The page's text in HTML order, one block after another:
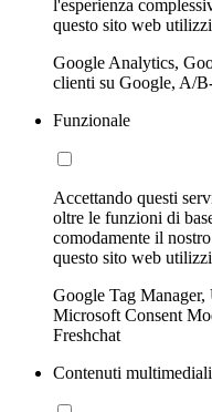
l'esperienza
questo sito web
Google Analytics,
clienti su Google, A/
Funzionale
Accettando questi
oltre le funzioni di
comodamente il
questo sito web
Google Tag
Microsoft Consent
Freshchat
Contenuti